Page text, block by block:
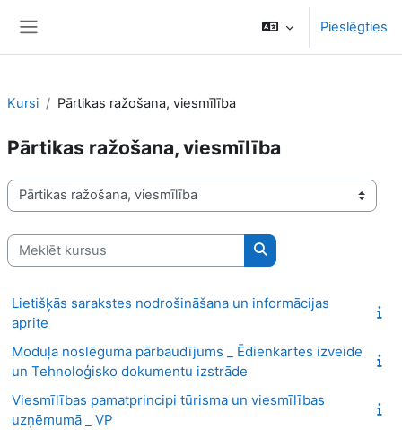
Pieslēgties
Kursi Pārtikas ražošana, viesmīlība
Pārtikas ražošana, viesmīlība
Kursu kategorijas
Meklēt kursus
Meklēt kursus
Lietišķās sarakstes nodrošināšana un informācijas
aprite
Moduļa noslēguma pārbaudījums _ Ēdienkartes izveide
un Tehnoloģisko dokumentu izstrāde
Viesmīlības pamatprincipi tūrisma un viesmīlības
uzņēmumā _ VP